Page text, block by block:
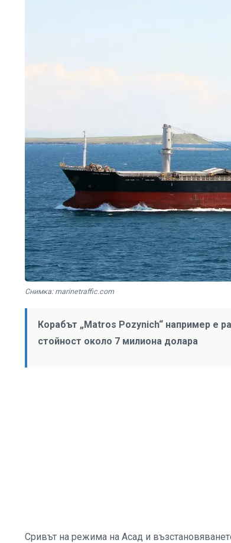
Снимка: marinetraffic.com
Корабът „Matros Pozynich“ например е
стойност около 7 милиона долара
Сривът на режима на Асад и